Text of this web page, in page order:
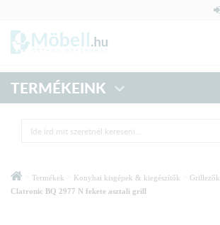
TERMÉKEINK
Termékek Konyhai kisgépek & kiegészítők Grillezők
Clatronic BQ 2977 N fekete asztali grill